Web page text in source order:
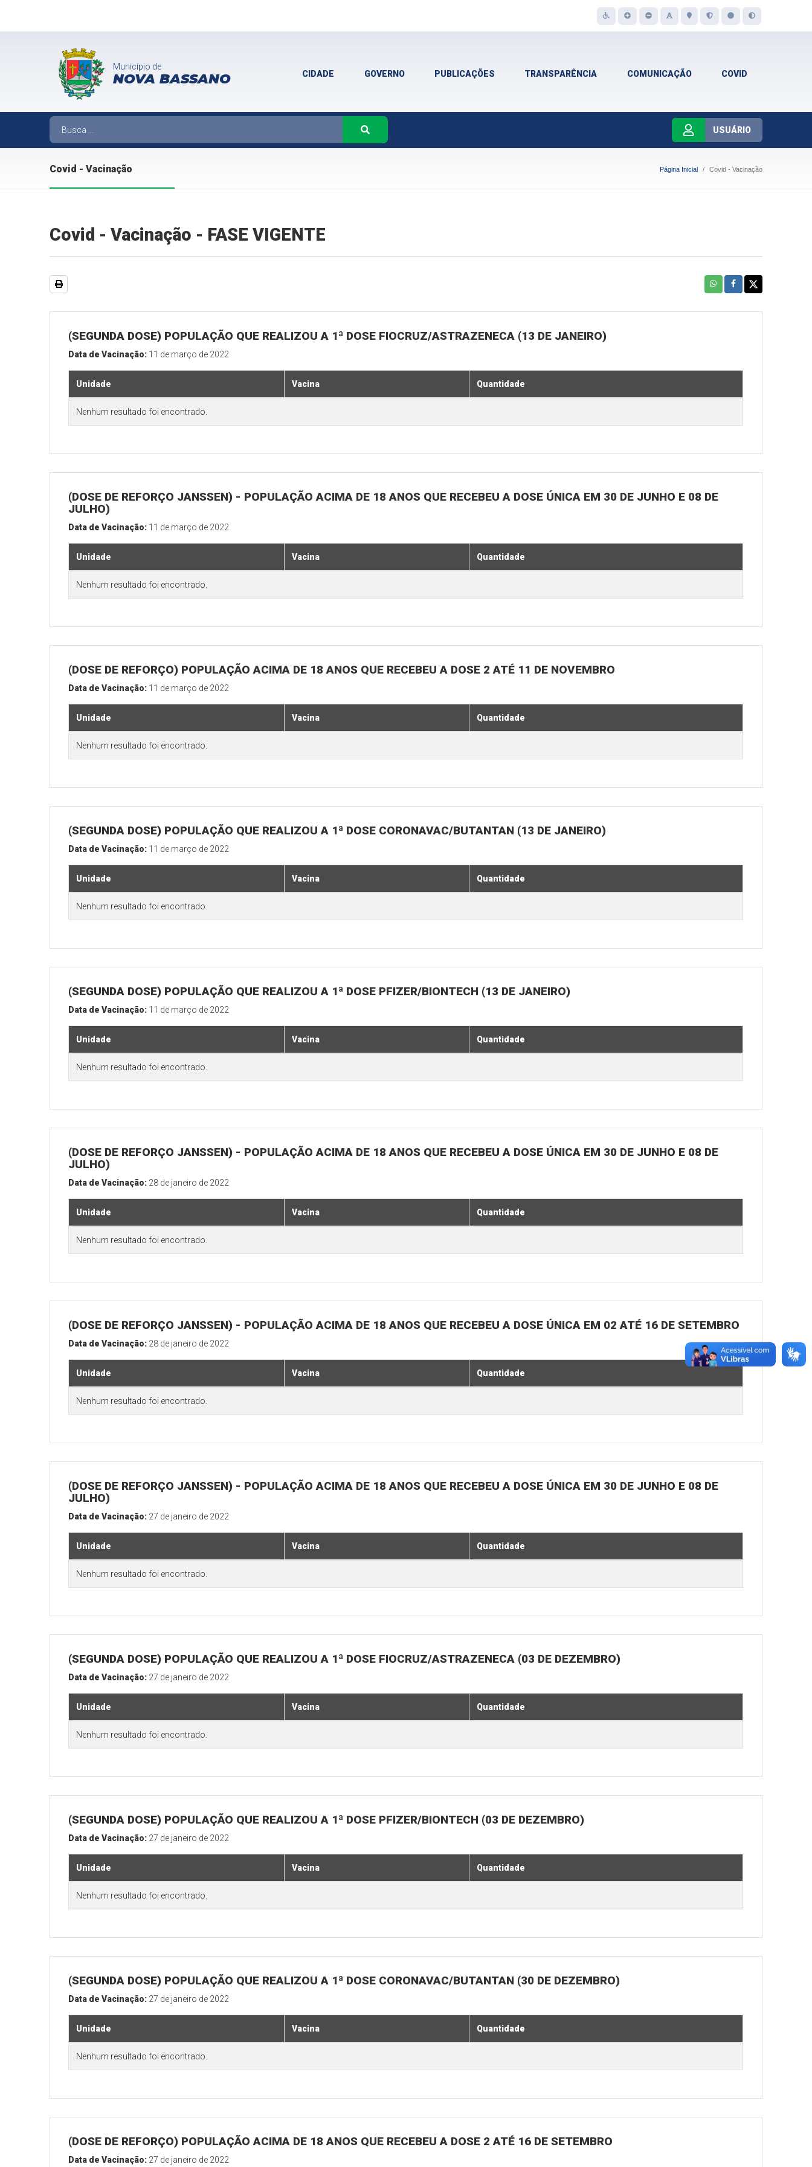
Município de
NOVA BASSANO CIDADE GOVERNO PUBLICAÇÕES TRANSPARÊNCIA COMUNICAÇÃO COVID
USUÁRIO
Covid - Vacinação Página Inicial Covid - Vacinação
Covid - Vacinação - FASE VIGENTE
(SEGUNDA DOSE) POPULAÇÃO QUE REALIZOU A 1ª DOSE FIOCRUZ/ASTRAZENECA (13 DE JANEIRO)
Data de Vacinação: 11 de março de 2022
Unidade Vacina Quantidade
Nenhum resultado foi encontrado.
(DOSE DE REFORÇO JANSSEN) - POPULAÇÃO ACIMA DE 18 ANOS QUE RECEBEU A DOSE ÚNICA EM 30 DE JUNHO E 08 DE
JULHO)
Data de Vacinação: 11 de março de 2022
Unidade Vacina Quantidade
Nenhum resultado foi encontrado.
(DOSE DE REFORÇO) POPULAÇÃO ACIMA DE 18 ANOS QUE RECEBEU A DOSE 2 ATÉ 11 DE NOVEMBRO
Data de Vacinação: 11 de março de 2022
Unidade Vacina Quantidade
Nenhum resultado foi encontrado.
(SEGUNDA DOSE) POPULAÇÃO QUE REALIZOU A 1ª DOSE CORONAVAC/BUTANTAN (13 DE JANEIRO)
Data de Vacinação: 11 de março de 2022
Unidade Vacina Quantidade
Nenhum resultado foi encontrado.
(SEGUNDA DOSE) POPULAÇÃO QUE REALIZOU A 1ª DOSE PFIZER/BIONTECH (13 DE JANEIRO)
Data de Vacinação: 11 de março de 2022
Unidade Vacina Quantidade
Nenhum resultado foi encontrado.
(DOSE DE REFORÇO JANSSEN) - POPULAÇÃO ACIMA DE 18 ANOS QUE RECEBEU A DOSE ÚNICA EM 30 DE JUNHO E 08 DE
JULHO)
Data de Vacinação: 28 de janeiro de 2022
Unidade Vacina Quantidade
Nenhum resultado foi encontrado.
(DOSE DE REFORÇO JANSSEN) - POPULAÇÃO ACIMA DE 18 ANOS QUE RECEBEU A DOSE ÚNICA EM 02 ATÉ 16 DE SETEMBRO
Data de Vacinação: 28 de janeiro de 2022
Unidade Vacina Quantidade
Nenhum resultado foi encontrado.
(DOSE DE REFORÇO JANSSEN) - POPULAÇÃO ACIMA DE 18 ANOS QUE RECEBEU A DOSE ÚNICA EM 30 DE JUNHO E 08 DE
JULHO)
Data de Vacinação: 27 de janeiro de 2022
Unidade Vacina Quantidade
Nenhum resultado foi encontrado.
(SEGUNDA DOSE) POPULAÇÃO QUE REALIZOU A 1ª DOSE FIOCRUZ/ASTRAZENECA (03 DE DEZEMBRO)
Data de Vacinação: 27 de janeiro de 2022
Unidade Vacina Quantidade
Nenhum resultado foi encontrado.
(SEGUNDA DOSE) POPULAÇÃO QUE REALIZOU A 1ª DOSE PFIZER/BIONTECH (03 DE DEZEMBRO)
Data de Vacinação: 27 de janeiro de 2022
Unidade Vacina Quantidade
Nenhum resultado foi encontrado.
(SEGUNDA DOSE) POPULAÇÃO QUE REALIZOU A 1ª DOSE CORONAVAC/BUTANTAN (30 DE DEZEMBRO)
Data de Vacinação: 27 de janeiro de 2022
Unidade Vacina Quantidade
Nenhum resultado foi encontrado.
(DOSE DE REFORÇO) POPULAÇÃO ACIMA DE 18 ANOS QUE RECEBEU A DOSE 2 ATÉ 16 DE SETEMBRO
Data de Vacinação: 27 de janeiro de 2022